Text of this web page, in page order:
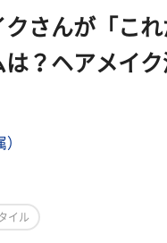
さんが「これ
は？ヘアメイ
イル